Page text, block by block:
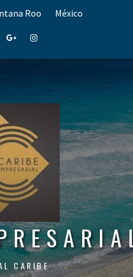
Roo México
Google+Instagram
CARIBE